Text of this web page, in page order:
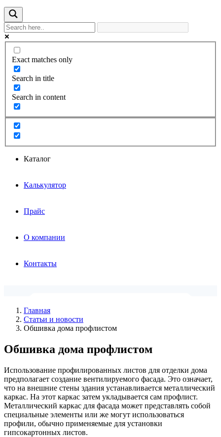
Exact matches only
Search in title
Search in content
Каталог
Калькулятор
Прайс
О компании
Контакты
Главная
Статьи и новости
Обшивка дома профлистом
Обшивка дома профлистом
Использование профилированных листов для отделки дома
предполагает создание вентилируемого фасада. Это означает,
что на внешние стены здания устанавливается металлический
каркас. На этот каркас затем укладывается сам профлист.
Металлический каркас для фасада может представлять собой
специальные элементы или же могут использоваться
профили, обычно применяемые для установки
гипсокартонных листов.